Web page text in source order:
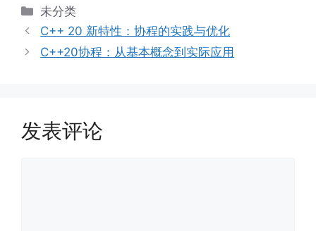
分
类
未分类
C++ 20 新特性：协程的实践与优化
C++20协程：从基本概念到实际应用
发表评论